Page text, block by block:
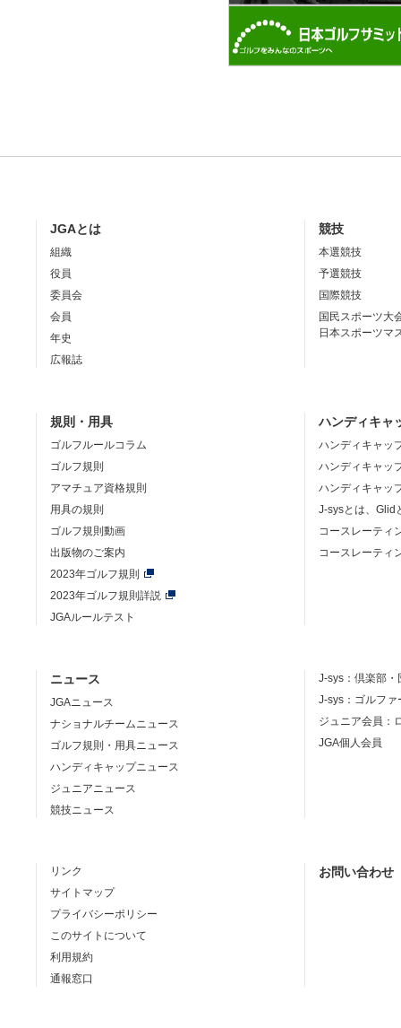
JGAとは
組織
役員
委員会
会員
年史
広報誌
競技
本選競技
予選競技
国際競技
国民スポーツ大
日本スポーツマ
規則・用具
ゴルフルールコラム
ゴルフ規則
アマチュア資格規則
用具の規則
ゴルフ規則動画
出版物のご案内
2023年ゴルフ規則
2023年ゴルフ規則詳説
JGAルールテスト
ハンディキャ
ハンディキャッ
ハンディキャッ
ハンディキャッ
J-sysとは、Glid
コースレーティ
コースレーティ
ニュース
JGAニュース
ナショナルチームニュース
ゴルフ規則・用具ニュース
ハンディキャップニュース
ジュニアニュース
競技ニュース
J-sys： 倶楽部・
J-sys：ゴルファ
ジュニア会員：
JGA個人会員
リンク
サイトマップ
プライバシーポリシー
このサイトについて
利用規約
通報窓口
お問い合わせ